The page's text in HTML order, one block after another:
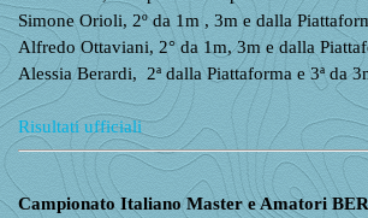
Simone Orioli, 2º da 1m , 3m e dalla
Alfredo Ottaviani, 2° da 1m, 3m e dalla
Alessia Berardi, 2ª dalla Piattaforma e 3ª da
Risultati ufficiali
Campionato Italiano Master e Amatori